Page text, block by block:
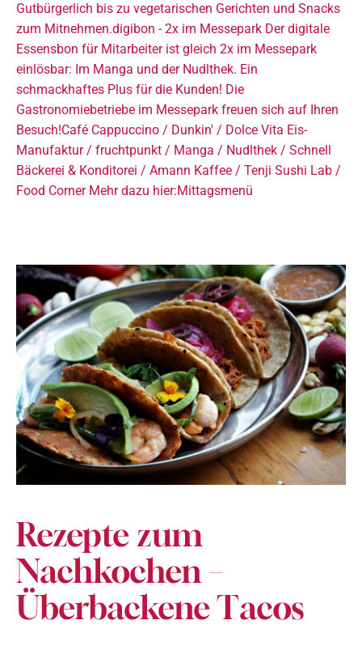
Gutbürgerlich bis zu vegetarischen Gerichten und Snacks
zum Mitnehmen.digibon - 2x im Messepark Der digitale
Essensbon für Mitarbeiter ist gleich 2x im Messepark
einlösbar: Im Manga und der Nudlthek. Ein
schmackhaftes Plus für die Kunden! Die
Gastronomiebetriebe im Messepark freuen sich auf Ihren
Besuch!Café Cappuccino / Dunkin' / Dolce Vita Eis-
Manufaktur / fruchtpunkt / Manga / Nudlthek / Schnell
Bäckerei & Konditorei / Amann Kaffee / Tenji Sushi Lab /
Food Corner Mehr dazu hier:Mittagsmenü
Rezepte zum
Nachkochen –
Überbackene Tacos